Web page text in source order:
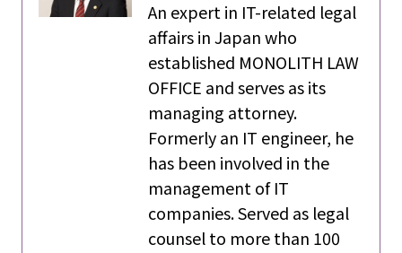
An expert in IT-related legal
affairs in Japan who
established MONOLITH LAW
OFFICE and serves as its
managing attorney.
Formerly an IT engineer, he
has been involved in the
management of IT
companies. Served as legal
counsel to more than 100